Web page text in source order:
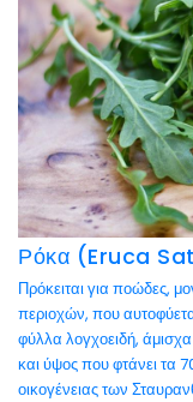
Ρόκα (Eruca
Πρόκειται για ποώδες,
περιοχών, που
φύλλα λογχοειδή,
και ύψος που φτάνει τα
οικογένειας των